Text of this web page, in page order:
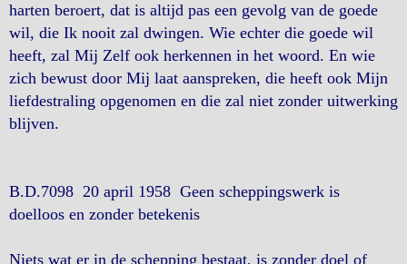
harten beroert, dat is altijd pas een gevolg van de goede
wil, die Ik nooit zal dwingen. Wie echter die goede wil
heeft, zal Mij Zelf ook herkennen in het woord. En wie
zich bewust door Mij laat aanspreken, die heeft ook Mijn
liefdestraling opgenomen en die zal niet zonder uitwerking
blijven.
B.D.7098 20 april 1958 Geen scheppingswerk is
doelloos en zonder betekenis
Niets wat er in de schepping bestaat, is zonder doel of